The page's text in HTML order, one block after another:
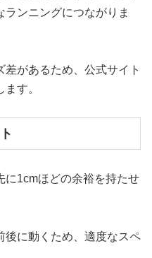
ンニングにつながりま
差があるため、公式サイト
す。
に1cmほどの余裕を持たせ
後に動くため、適度なスペ